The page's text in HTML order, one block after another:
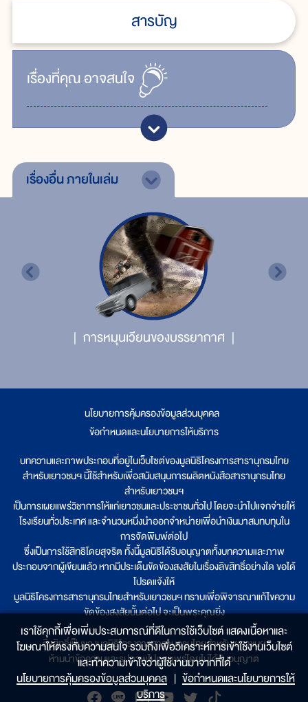
สารบัญ
เรื่ิองที่คุณอาจสนใจ
เรื่องอื่นภายในเล่ม
การหมุนเวียนของบรรยากาศ
นโยบายการคุ้มครองข้อมูลส่วนบุคคล
ข้อกำหนดและนโยบายการให้บริการ
บทความและภาพประกอบที่อยู่ในเว็บไซต์ของมูลนิธิโครงการสารานุกรมไทย
สำหรับเยาวชนฯ นี้ใช้สำหรับเพื่อสนับสนุนการผลิตหนังสือสารานุกรมไทย
สำหรับเยาวชนฯ
เป็นการเผยแพร่วิชาการให้แก่เยาวชนและประชาชนทั่วไป โดยจะนำไปแจกจ่ายให้
โรงเรียนทั่วประเทศ และจำนวนหนึ่งนำออกจำหน่ายเพื่อนำเงินมาสมทบทุนใน
การจัดพิมพ์ต่อไป
ซึ่งเป็นการใช้สิทธิโดยสุจริต ทั้งนี้มูลนิธิได้รับอนุญาตทั้งบทความและภาพ
ประกอบจากผู้เขียนแล้ว หากมีประเด็นขัดข้องสงสัยในเรื่องลิขสิทธิ์อย่างใด ขอได้
โปรดแจ้งให้
มูลนิธิโครงการสารานุกรมไทยสำหรับเยาวชนฯ ทราบเพื่อพิจารณาแก้ไขความ
ขัดข้องสงสัยนั้นต่อไป จะเป็นพระคุณยิ่ง
ลิขสิทธิ์เป็นของมูลนิธิโครงการสารานุกรมไทยสำหรับเยาวชนฯ
ห้ามนำข้อความและรูปภาพไปเผยแพร่โดยไม่ได้รับอนุญาต
เราใช้คุกกี้เพื่อเพิ่มประสบการณ์ที่ดีในการใช้เว็บไซต์ แสดงเนื้อหาและ
โฆษณาให้ตรงกับความสนใจ รวมถึงเพื่อวิเคราะห์การเข้าใช้งานเว็บไซต์
และทำความเข้าใจว่าผู้ใช้งานมาจากที่ใด๋
นโยบายการคุ้มครองข้อมูลส่วนบุคคล | ข้อกำหนดและนโยบายการให้
บริการ